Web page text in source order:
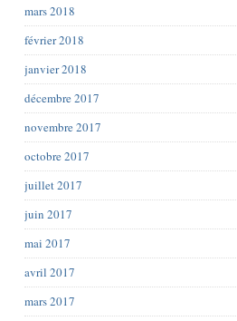
mars 2018
février 2018
janvier 2018
décembre 2017
novembre 2017
octobre 2017
juillet 2017
juin 2017
mai 2017
avril 2017
mars 2017